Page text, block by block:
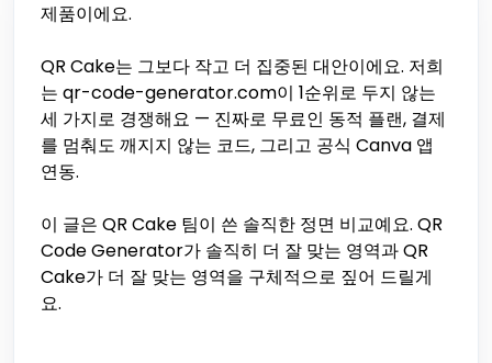
제품이에요.
QR Cake는 그보다 작고 더 집중된 대안이에요. 저희
는 qr-code-generator.com이 1순위로 두지 않는
세 가지로 경쟁해요 — 진짜로 무료인 동적 플랜, 결제
를 멈춰도 깨지지 않는 코드, 그리고 공식 Canva 앱
연동.
이 글은 QR Cake 팀이 쓴 솔직한 정면 비교예요. QR
Code Generator가 솔직히 더 잘 맞는 영역과 QR
Cake가 더 잘 맞는 영역을 구체적으로 짚어 드릴게
요.